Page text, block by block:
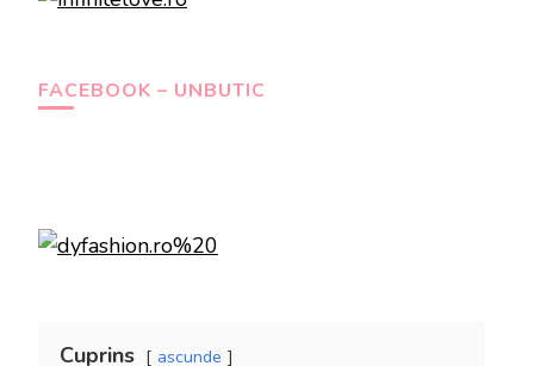
FACEBOOK – UNBUTIC
Cuprins ascunde